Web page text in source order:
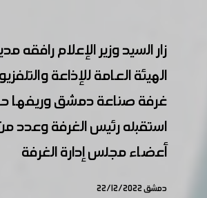
زار السيد وزير الإعلام رافقه
الهيئة العامة للإذاعة
غرفة صناعة دمشق وريفها
استقبله رئيس الغرفة وعدد
أعضاء مجلس إدارة الغرفة
دمشق 22/12/2022